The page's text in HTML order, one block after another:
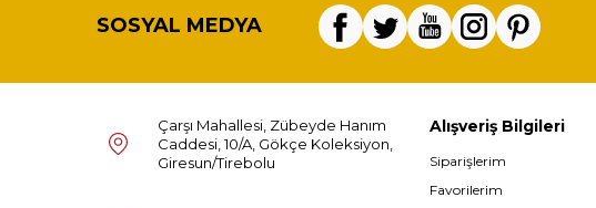
SOSYAL MEDYA
Çarşı Mahallesi, Zübeyde Hanım
Caddesi, 10/A, Gökçe Koleksiyon,
Giresun/Tirebolu
Alışveriş Bilgileri
Siparişlerim
Favorilerim